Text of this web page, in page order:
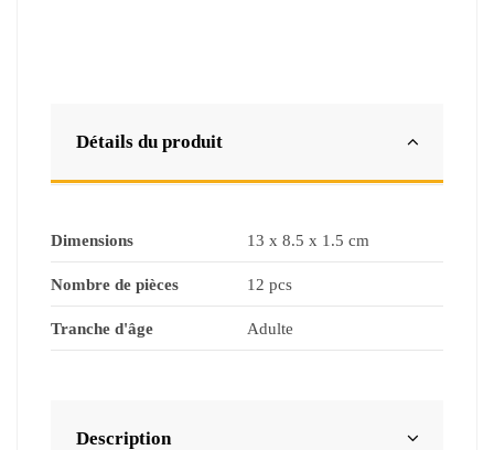
Détails du produit
Dimensions 13 x 8.5 x 1.5 cm
Nombre de pièces 12 pcs
Tranche d'âge Adulte
Description